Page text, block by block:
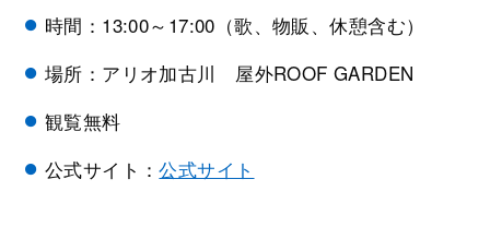
時間：13:00～17:00（歌、物販、休憩含む）
場所：アリオ加古川 屋外ROOF GARDEN
観覧無料
公式サイト：公式サイト